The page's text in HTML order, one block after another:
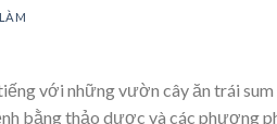
với những vườn cây ăn trái sum
bằng thảo dược và các phương